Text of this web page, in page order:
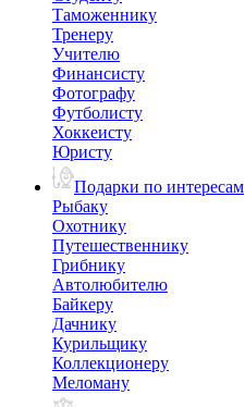
Таможеннику
Тренеру
Учителю
Финансисту
Фотографу
Футболисту
Хоккеисту
Юристу
Подарки по интересам
Рыбаку
Охотнику
Путешественнику
Грибнику
Автолюбителю
Байкеру
Дачнику
Курильщику
Коллекционеру
Меломану